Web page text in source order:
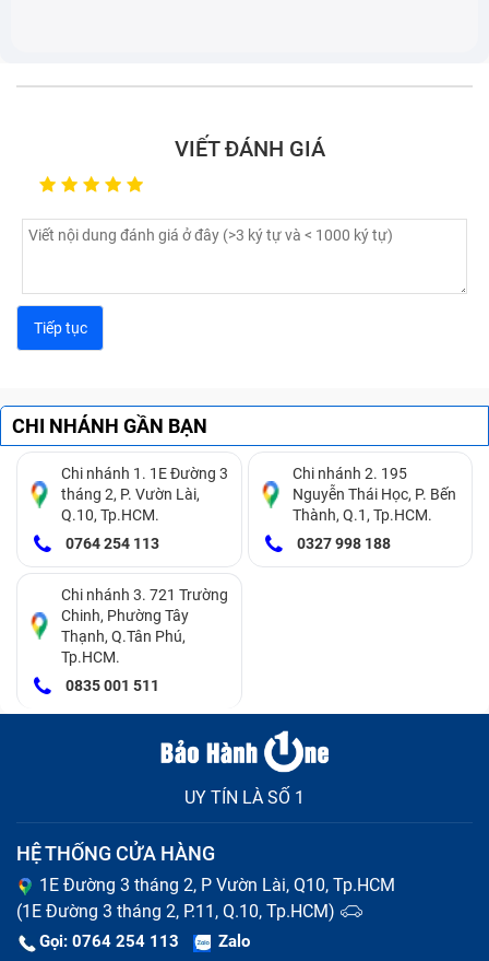
bàn phím thế nhưng trên màn hình các ký tự xuất
hiện không ngừng, khiến bạn không thể điều khiển
được.
lúc gõ được có lúc không, đôi khi bắt buộc bạn phải
dùng lực mạnh ở đầu ngón tay thì phím đó mới hiển
thị chữ được.
Laptop bị liệt bàn phím:
Khi bạn soạn thảo văn bản
nhưng có phím thì đánh chữ được và có phím lại
không.
Nhảy ký tự hoặc gõ sai phím
mà hiển thị nhiều ký tự hoặc nhảy sang ký tự khác,
có thể do phần mềm hoặc do kết nối mạch phím bị
: Khi bấm phím không trở lại vị trí ban đầu,
thường do bụi bẩn, thức ăn rơi vào khe phím, hoặc
các lò xo bên dưới phím bị hỏng.
VIẾT ĐÁNH GIÁ
CHI NHÁNH GẦN BẠN
Chi nhánh 1. 1E Đường 3
tháng 2, P. Vườn Lài,
Q.10, Tp.HCM.
0764 254 113
Chi nhánh 2. 195
Nguyễn Thái Học, P. Bến
Thành, Q.1, Tp.HCM.
0327 998 188
Chi nhánh 3. 721 Trường
Chinh, Phường Tây
Thạnh, Q.Tân Phú,
Tp.HCM.
0835 001 511
UY TÍN LÀ SỐ 1
HỆ THỐNG CỬA HÀNG
1E Đường 3 tháng 2, P Vườn Lài, Q10, Tp.HCM
(1E Đường 3 tháng 2, P.11, Q.10, Tp.HCM)
Gọi: 0764 254 113 Zalo